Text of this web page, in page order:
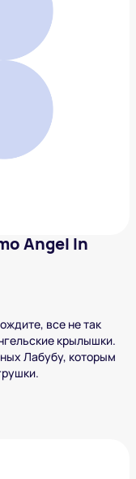
In Clouds
Angel In
все не так
крылышки.
Лабубу, которым